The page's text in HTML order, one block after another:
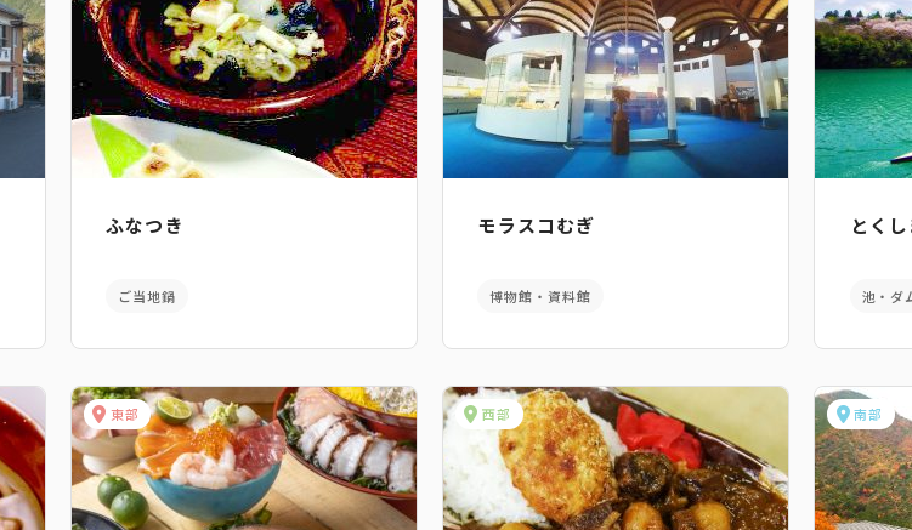
ふなつき
ご当地鍋
モラスコむぎ
博物館・資料館
とく
池・ダ
東部 西部 南部